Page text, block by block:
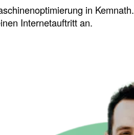
in
Internetauftritt an.